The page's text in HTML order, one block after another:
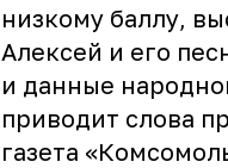
низкому баллу,
Алексей и его
и данные
приводит слова
газета